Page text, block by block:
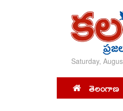
Saturday,
తెలంగాణ